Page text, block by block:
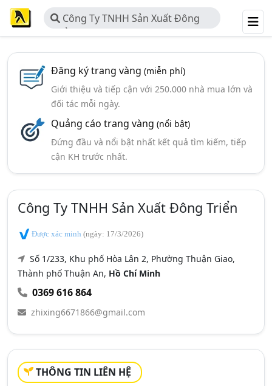
Công Ty TNHH Sản Xuất Đông
Triển
Đăng ký trang vàng (miễn phí)
Giới thiệu và tiếp cận với 250.000 nhà mua lớn và
đối tác mỗi ngày.
Quảng cáo trang vàng (nổi bật)
Đứng đầu và nổi bật nhất kết quả tìm kiếm, tiếp
cận KH trước nhất.
Công Ty TNHH Sản Xuất Đông Triển
Được xác minh (ngày: 17/3/2026)
Số 1/233, Khu phố Hòa Lân 2, Phường Thuận Giao,
Thành phố Thuận An, Hồ Chí Minh
0369 616 864
zhixing6671866@gmail.com
THÔNG TIN LIÊN HỆ